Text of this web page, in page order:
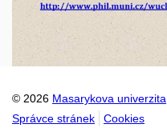
© 2026 Masarykova univerzita
Správce stránek
Cookies